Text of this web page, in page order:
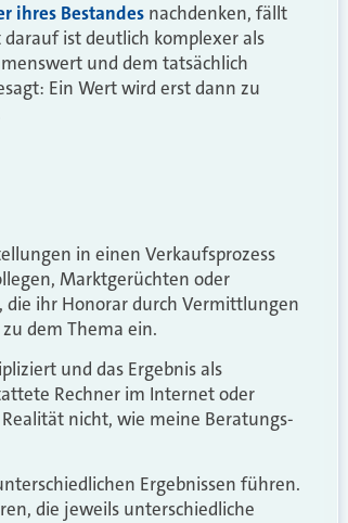
ihres Bestandes nachdenken, fällt
ist deutlich komplexer als
und dem tatsächlich
Ein Wert wird erst dann zu
in einen Verkaufsprozess
Marktgerüchten oder
ihr Honorar durch Vermittlungen
dem Thema ein.
und das Ergebnis als
Rechner im Internet oder
nicht, wie meine Beratungs-
Ergebnissen führen.
die jeweils unterschiedliche